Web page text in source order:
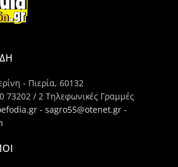
- Πιερία, 60132
73202 / 2 Τηλεφωνικές Γραμμές
- sagro55@otenet.gr -